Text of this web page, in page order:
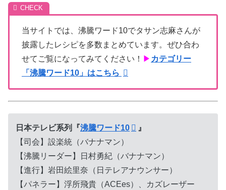
当サイトでは、沸騰ワード10でタサン志麻さんが
披露したレシピを多数まとめています。ぜひ合わ
せてご覧になってみてください！ ▶ カテゴリー
「沸騰ワード10」はこちら
日本テレビ系列『沸騰ワード10
』
【司会】設楽統（バナナマン）
【沸騰リーダー】日村勇紀（バナナマン）
【進行】岩田絵里奈（日テレアナウンサー）
【パネラー】浮所飛貴（ACEes）、カズレーザー